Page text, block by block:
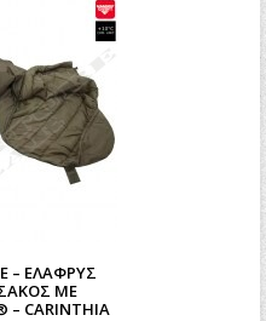
– ΕΛΑΦΡΎΣ
ΜΕ
CARINTHIA